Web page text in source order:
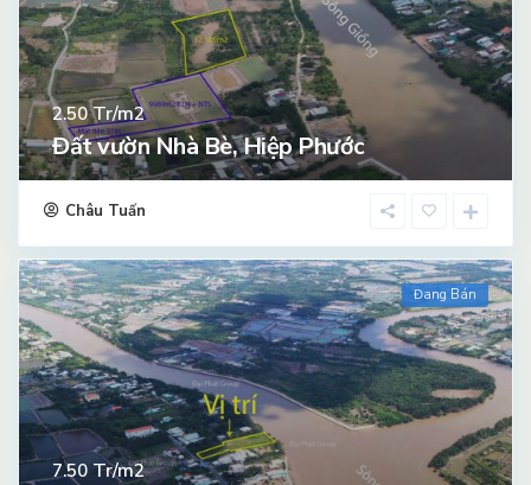
2.50Tr/m2
Đất vườn Nhà Bè, Hiệp Phước
Châu Tuấn
Đang Bán
7.50Tr/m2